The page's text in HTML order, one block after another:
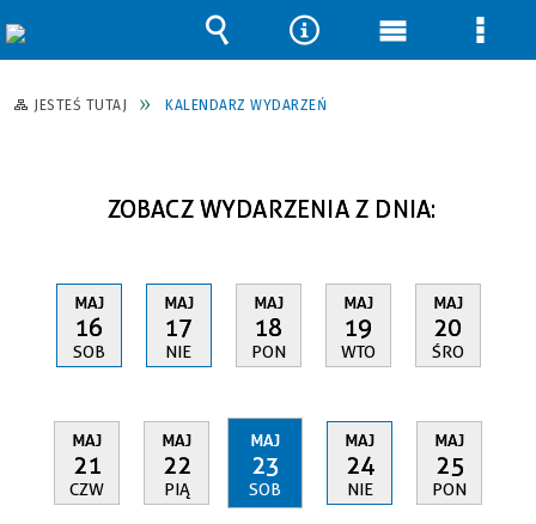
JESTEŚ TUTAJ KALENDARZ WYDARZEŃ
ZOBACZ WYDARZENIA Z DNIA:
MAJ
16
SOB
MAJ
17
NIE
MAJ
18
PON
MAJ
19
WTO
MAJ
20
ŚRO
MAJ
21
CZW
MAJ
22
PIĄ
MAJ
23
SOB
MAJ
24
NIE
MAJ
25
PON
Wyszukiwarka
Narzędzia
Menu Menu